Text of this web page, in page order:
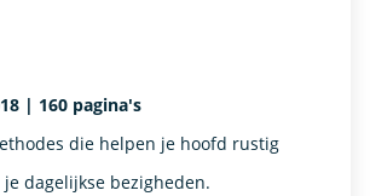
| 160 pagina's
die helpen je hoofd rustig
dagelijkse bezigheden.